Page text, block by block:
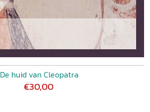
De huid van Cleopatra
€30,00